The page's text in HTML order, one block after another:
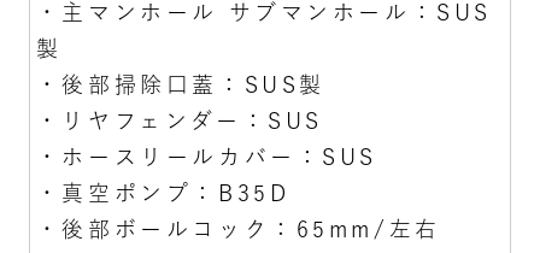
・主マンホール サブマンホール：SUS
製
・後部掃除口蓋：SUS製
・リヤフェンダー：SUS
・ホースリールカバー：SUS
・真空ポンプ：B35D
・後部ボールコック：65mm/左右